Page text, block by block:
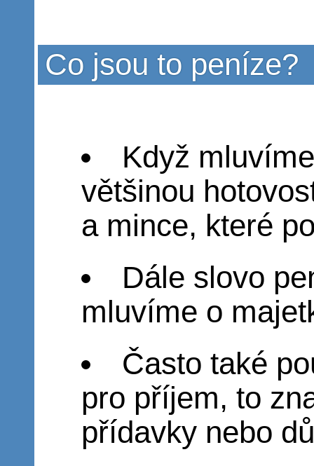
Co jsou to peníze?
Když
většinou
a mince, které
Dále slovo
mluvíme o
Často také
pro příjem, to
přídavky nebo